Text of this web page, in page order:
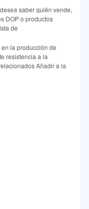
saber quién vende,
DOP o productos
de
la producción de
resistencia a la
Añadir a la